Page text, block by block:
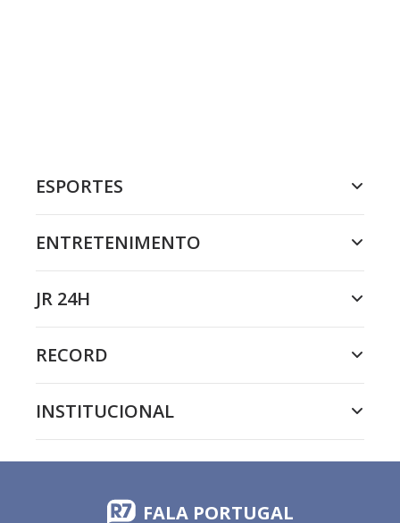
ESPORTES
ENTRETENIMENTO
JR 24H
RECORD
INSTITUCIONAL
FALA PORTUGAL